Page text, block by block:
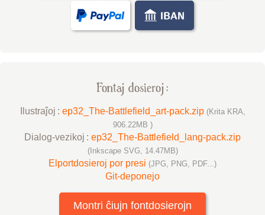
Fontaj dosieroj :
Ilustraĵoj : ep32_The-Battlefield_art-pack.zip (Krita KRA,
906.22MB )
Dialog-vezikoj : ep32_The-Battlefield_lang-pack.zip
(Inkscape SVG, 14.47MB)
Elportdosieroj por presi (JPG, PNG, PDF...)
Git-deponejo
Montri ĉiujn fontdosierojn